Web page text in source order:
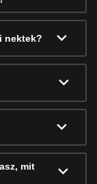
nektek?
mit